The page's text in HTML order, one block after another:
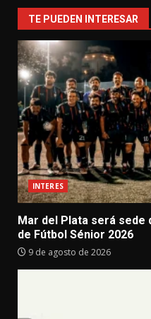
TE PUEDEN INTERESAR
INTERES
Mar del Plata será sede
de Fútbol Sénior 2026
9 de agosto de 2026